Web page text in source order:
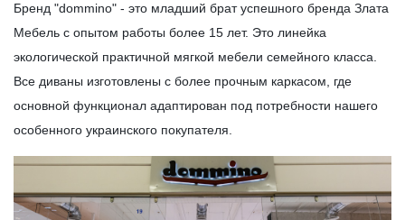
Бренд "dommino" - это младший брат успешного бренда Злата
Мебель с опытом работы более 15 лет. Это линейка
экологической практичной мягкой мебели семейного класса.
Все диваны изготовлены с более прочным каркасом, где
основной функционал адаптирован под потребности нашего
особенного украинского покупателя.